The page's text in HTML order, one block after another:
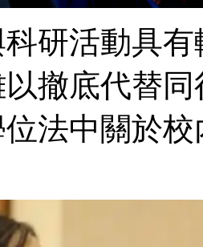
活動具有較
撤底代替同行
法中關於校內